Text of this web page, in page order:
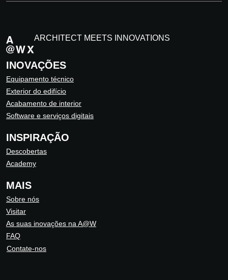
ARCHITECT MEETS INNOVATIONS
INOVAÇÕES
Equipamento técnico
Exterior do edifício
Acabamento de interior
Software e serviços digitais
INSPIRAÇÃO
Descobertas
Academy
MAIS
Sobre nós
Visitar
As suas inovações na A@W
FAQ
Contate-nos